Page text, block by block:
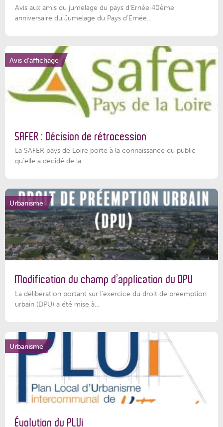
Avis aux amis du jumelage du pays d'Ernée 40ème
anniversaire du Jumelage du Pays d'Ernée...
Avis d'affichage
SAFER : Décision de rétrocession
La SAFER pays de Loire porte à la connaissance du public
qu’elle a décidé de la...
Urbanisme
Modification du champ d’application du DPU
La délibération portant sur l’exercice du droit de préemption
urbain (DPU) a été mise à...
Urbanisme
Évolution du PLUi